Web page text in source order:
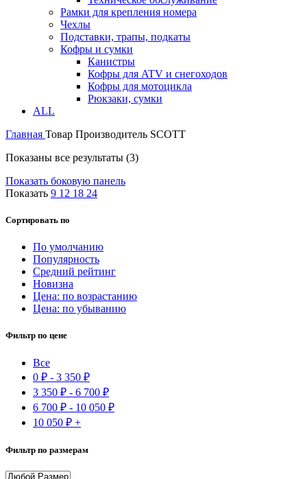
Рамки для крепления номера
Чехлы
Подставки, трапы, подкаты
Кофры и сумки
Канистры
Кофры для ATV и снегоходов
Кофры для мотоцикла
Рюкзаки, сумки
ALL
Главная Товар Производитель SCOTT
Показаны все результаты (3)
Показать боковую панель
Показать 9 12 18 24
Сортировать по
По умолчанию
Популярность
Средний рейтинг
Новизна
Цена: по возрастанию
Цена: по убыванию
Фильтр по цене
Все
0 ₽ - 3 350 ₽
3 350 ₽ - 6 700 ₽
6 700 ₽ - 10 050 ₽
10 050 ₽ +
Фильтр по размерам